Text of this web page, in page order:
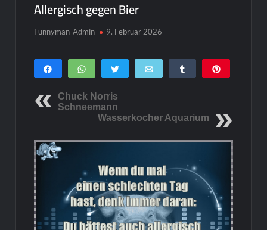
Allergisch gegen Bier
Funnyman-Admin 9. Februar 2026
Teilen WhatsApp Twittern E-Mail Teilen
SHARES
Chuck Norris
Schneemann
Wasserkocher Aquarium